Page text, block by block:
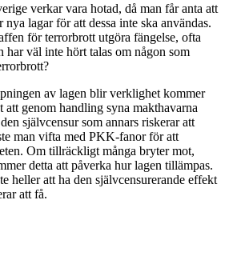
verkar vara hotad, då man får anta att
lagar för att dessa inte ska användas.
för terrorbrott utgöra fängelse, ofta
har väl inte hört talas om någon som
av lagen blir verklighet kommer
genom handling syna makthavarna
självcensur som annars riskerar att
man vifta med PKK-fanor för att
Om tillräckligt många bryter mot,
detta att påverka hur lagen tillämpas.
heller att ha den självcensurerande effekt
att få.